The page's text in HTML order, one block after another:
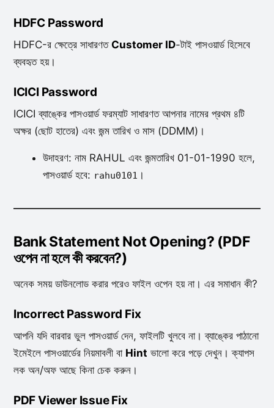
HDFC Password
HDFC-র ক্ষেত্রে সাধারণত Customer ID-টাই পাসওয়ার্ড হিসেবে
ব্যবহৃত হয়।
ICICI Password
ICICI ব্যাঙ্কের পাসওয়ার্ড ফরম্যাট সাধারণত আপনার নামের প্রথম ৪টি
অক্ষর (ছোট হাতের) এবং জন্ম তারিখ ও মাস (DDMM)।
উদাহরণ: নাম RAHUL এবং জন্মতারিখ 01-01-1990 হলে,
পাসওয়ার্ড হবে: rahu0101 ।
Bank Statement Not Opening? (PDF
ওপেন না হলে কী করবেন?)
অনেক সময় ডাউনলোড করার পরেও ফাইল ওপেন হয় না। এর সমাধান কী?
Incorrect Password Fix
আপনি যদি বারবার ভুল পাসওয়ার্ড দেন, ফাইলটি খুলবে না। ব্যাঙ্কের পাঠানো
ইমেইলে পাসওয়ার্ডের নিয়মাবলী বা Hint ভালো করে পড়ে দেখুন। ক্যাপস
লক অন/অফ আছে কিনা চেক করুন।
PDF Viewer Issue Fix